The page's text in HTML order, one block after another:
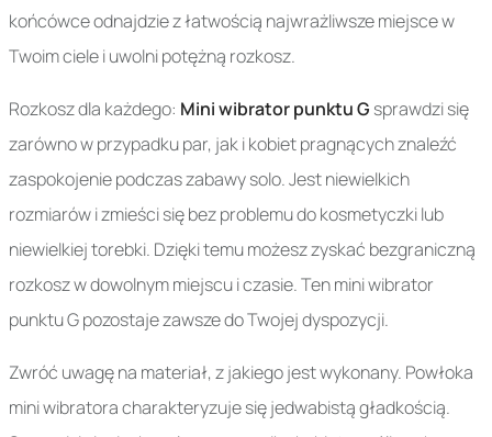
końcówce odnajdzie z łatwością najwrażliwsze miejsce w
Twoim ciele i uwolni potężną rozkosz.
Rozkosz dla każdego: Mini wibrator punktu G sprawdzi się
zarówno w przypadku par, jak i kobiet pragnących znaleźć
zaspokojenie podczas zabawy solo. Jest niewielkich
rozmiarów i zmieści się bez problemu do kosmetyczki lub
niewielkiej torebki. Dzięki temu możesz zyskać bezgraniczną
rozkosz w dowolnym miejscu i czasie. Ten mini wibrator
punktu G pozostaje zawsze do Twojej dyspozycji.
Zwróć uwagę na materiał, z jakiego jest wykonany. Powłoka
mini wibratora charakteryzuje się jedwabistą gładkością.